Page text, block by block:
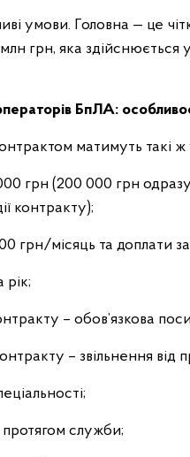
умови. Головна — це
грн, яка
БпЛА:
матимуть такі
грн (200 000 грн
контракту);
грн/місяць та доплати
– обов’язкова
– звільнення від
служби;